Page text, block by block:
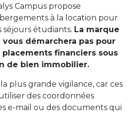
Campus propose
à la location pour
séjours étudiants. La marque
vous démarchera pas pour
financiers sous
de bien immobilier.
plus grande vigilance, car ces
des coordonnées
e-mail ou des documents qui